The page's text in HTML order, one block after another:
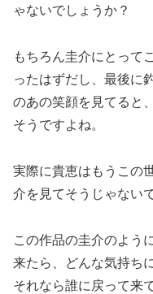
ゃないでしょうか？
もちろん圭介にとって
ったはずだし、最後に
のあの笑顔を見てると
そうですよね。
実際に貴恵はもうこの
介を見てそうじゃない
この作品の圭介のよう
来たら、どんな気持ち
それなら誰に戻って来